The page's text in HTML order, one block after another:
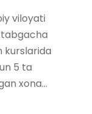
viloyati
kurslarida
5 ta
xona...